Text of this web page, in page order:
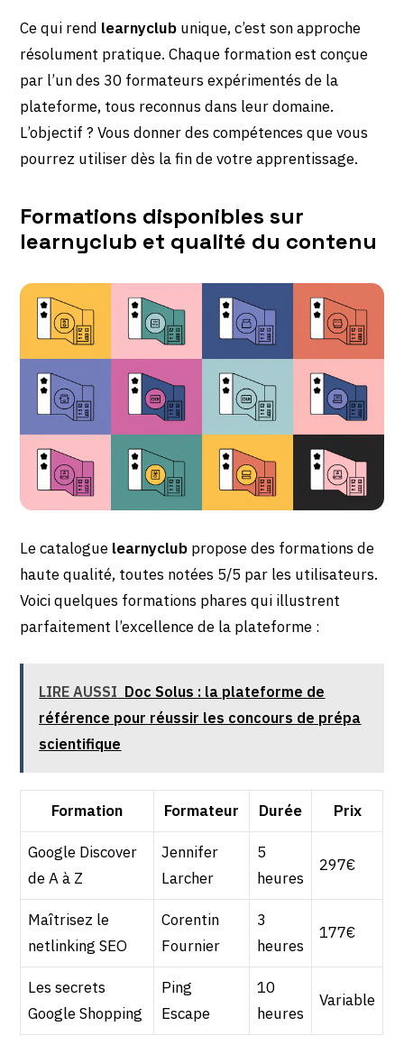
Ce qui rend learnyclub unique, c’est son approche
résolument pratique. Chaque formation est conçue
par l’un des 30 formateurs expérimentés de la
plateforme, tous reconnus dans leur domaine.
L’objectif ? Vous donner des compétences que vous
pourrez utiliser dès la fin de votre apprentissage.
Formations disponibles sur
learnyclub et qualité du contenu
Le catalogue learnyclub propose des formations de
haute qualité, toutes notées 5/5 par les utilisateurs.
Voici quelques formations phares qui illustrent
parfaitement l’excellence de la plateforme :
LIRE AUSSI Doc Solus : la plateforme de
référence pour réussir les concours de prépa
scientifique
Formation Formateur Durée Prix
Google Discover
de A à Z
Jennifer
Larcher
5
heures
297€
Maîtrisez le
netlinking SEO
Corentin
Fournier
3
heures
177€
Les secrets
Google Shopping
Ping
Escape
10
heures
Variable